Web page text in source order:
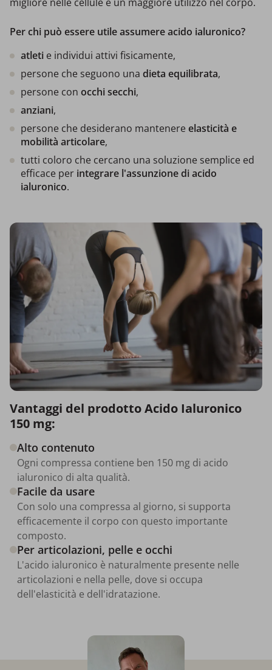
Per chi può essere utile assumere acido ialuronico?
atleti e individui attivi fisicamente,
persone che seguono una dieta equilibrata,
persone con occhi secchi,
anziani,
persone che desiderano mantenere elasticità e
mobilità articolare,
tutti coloro che cercano una soluzione semplice ed
efficace per integrare l'assunzione di acido
ialuronico.
Vantaggi del prodotto Acido Ialuronico
150 mg:
Alto contenuto
Ogni compressa contiene ben 150 mg di acido
ialuronico di alta qualità.
Facile da usare
Con solo una compressa al giorno, si supporta
efficacemente il corpo con questo importante
composto.
Per articolazioni, pelle e occhi
L'acido ialuronico è naturalmente presente nelle
articolazioni e nella pelle, dove si occupa
dell'elasticità e dell'idratazione.